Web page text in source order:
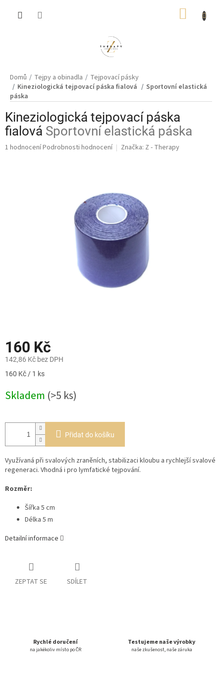
Domů Tejpy a obinadla
Tejpovací pásky
Kineziologická tejpovací páska fialová
Sportovní elastická
páska
Kineziologická tejpovací páska
fialová Sportovní elastická páska
Průměrné
1 hodnoceníPodrobnosti hodnocení Značka: Z - Therapy
160 Kč
142,86 Kč bez DPH
Měrná
160 Kč / 1 ks
Skladem (>5 ks)
Přidat do košíku
Využívaná při svalových zraněních, stabilizaci kloubu a rychlejší svalové
regeneraci. Vhodná i pro lymfatické tejpování.
Rozměr:
Šířka 5 cm
Délka 5 m
Detailní informace
ZEPTAT SE SDÍLET
Rychlé doručení
na jakékoliv místo po ČR
Testujeme naše výrobky
naše zkušenost, naše záruka